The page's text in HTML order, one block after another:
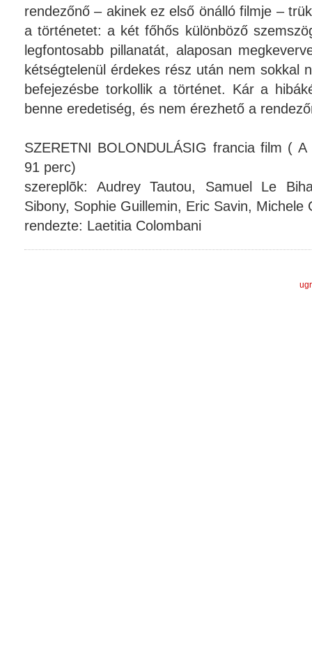
rendezőnő – akinek ez első önálló filmje –
a történetet: a két főhős különböző
legfontosabb pillanatát, alaposan
kétségtelenül érdekes rész után nem sokkal
befejezésbe torkollik a történet. Kár a
benne eredetiség, és nem érezhető a
SZERETNI BOLONDULÁSIG francia film (
91 perc)
szereplõk: Audrey Tautou, Samuel Le
Sibony, Sophie Guillemin, Eric Savin, Michele
rendezte: Laetitia Colombani